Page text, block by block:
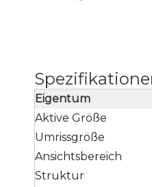
Eigentum
Aktive Größe
Umrissgröße
Ansichtsbereich
Struktur